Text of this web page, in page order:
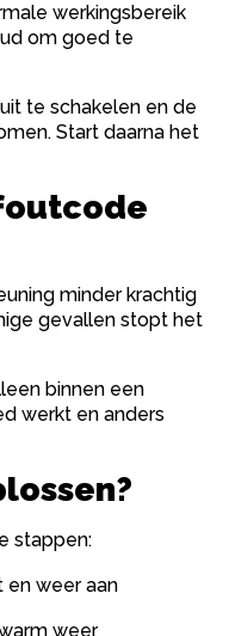
werkingsbereik
om goed te
te schakelen en de
Start daarna het
minder krachtig
gevallen stopt het
binnen een
werkt en anders
stappen:
en weer aan
weer